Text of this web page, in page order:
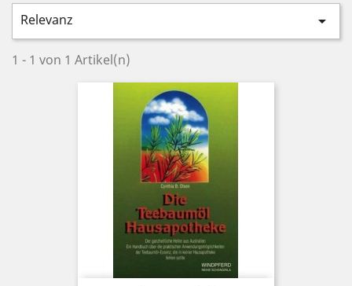
Relevanz 
1 - 1 von 1 Artikel(n)